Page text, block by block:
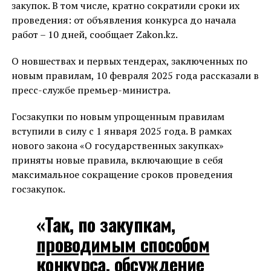
закупок. В том числе, кратно сократили сроки их
проведения: от объявления конкурса до начала
работ – 10 дней, сообщает Zakon.kz.
О новшествах и первых тендерах, заключенных по
новым правилам, 10 февраля 2025 года рассказали в
пресс-службе премьер-министра.
Госзакупки по новым упрощенным правилам
вступили в силу с 1 января 2025 года. В рамках
нового закона «О государственных закупках»
приняты новые правила, включающие в себя
максимальное сокращение сроков проведения
госзакупок.
«Так, по закупкам,
проводимым способом
конкурса, обсуждение